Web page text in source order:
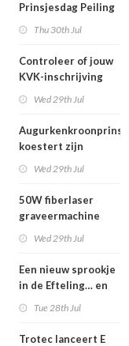
Prinsjesdag Peiling
Thu 30th Jul
Controleer of jouw
KVK-inschrijving
Wed 29th Jul
Augurkenkroonprins
koestert zijn
Wed 29th Jul
50W fiberlaser
graveermachine
Wed 29th Jul
Een nieuw sprookje
in de Efteling… en
Tue 28th Jul
Trotec lanceert E